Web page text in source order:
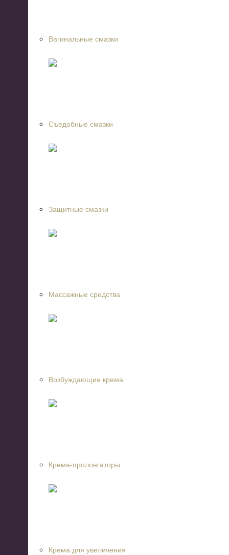
Вагинальные смазки
Съедобные смазки
Защитные смазки
Массажные средства
Возбуждающие крема
Крема-пролонгаторы
Крема для увеличения